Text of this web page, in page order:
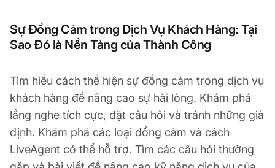
Sự Đồng Cảm trong Dịch Vụ Khách Hàng: Tại
Sao Đó là Nền Tảng của Thành Công
Tìm hiểu cách thể hiện sự đồng cảm trong dịch vụ
khách hàng để nâng cao sự hài lòng. Khám phá
lắng nghe tích cực, đặt câu hỏi và tránh những giả
định. Khám phá các loại đồng cảm và cách
LiveAgent có thể hỗ trợ. Tìm các câu hỏi thường